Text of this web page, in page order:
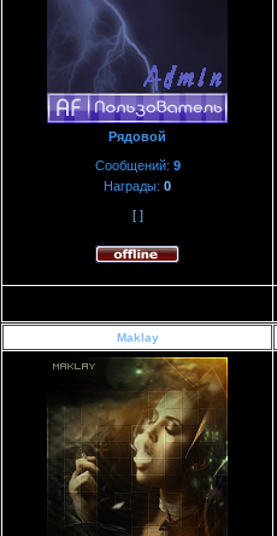
Рядовой
Сообщений: 9
Награды: 0
[ ]
Maklay